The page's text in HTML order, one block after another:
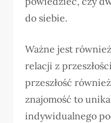
do siebie.
Ważne jest
relacji z
przeszłość
znajomość to
indywidualnego